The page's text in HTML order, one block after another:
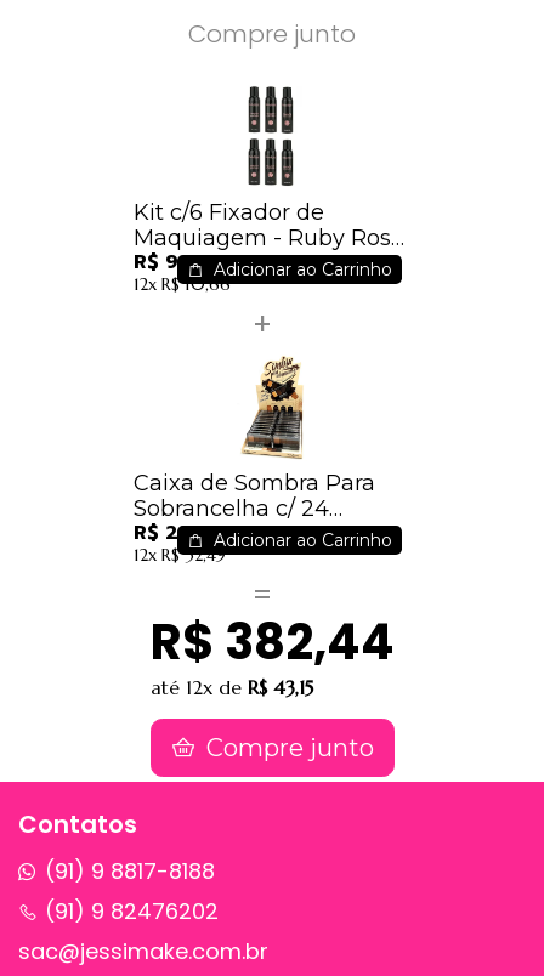
Compre junto
Kit c/6 Fixador de
Maquiagem - Ruby Rose
HB312
R$ 94,44
12x R$ 10,66
Adicionar ao Carrinho
Caixa de Sombra Para
Sobrancelha c/ 24
unidades Ruby Rose Hb-
9354
R$ 288,00
12x R$ 32,49
Adicionar ao Carrinho
R$ 382,44
até 12x de R$ 43,15
Compre junto
Contatos
(91) 9 8817-8188
(91) 9 82476202
sac@jessimake.com.br